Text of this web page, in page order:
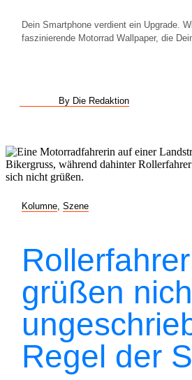
Dein Smartphone verdient ein Upgrade.
faszinierende Motorrad Wallpaper, die
By Die Redaktion
Kolumne Szene
Rollerfahrer
grüßen
Regel der